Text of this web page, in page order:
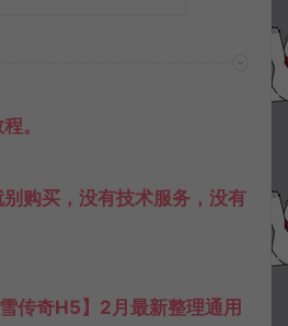
。
购买，没有技术服务，没有
传奇H5】2月最新整理通用